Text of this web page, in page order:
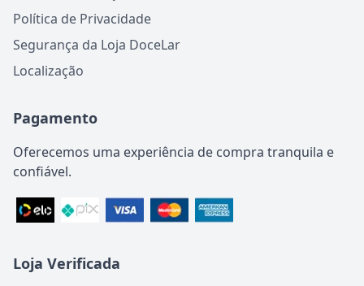
Política de Privacidade
Segurança da Loja DoceLar
Localização
Pagamento
Oferecemos uma experiência de compra tranquila e
confiável.
Loja Verificada